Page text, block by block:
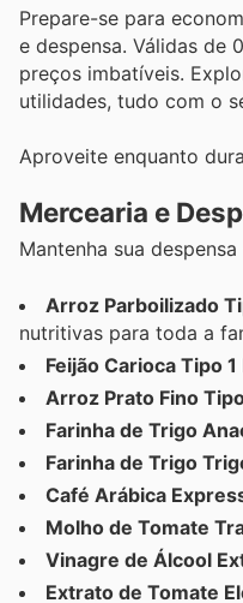
Prepare-se para
e despensa. Válidas de
preços imbatíveis.
utilidades, tudo com o
Aproveite enquanto
Mercearia e
Mantenha sua
Arroz Parboilizado
nutritivas para toda a
Feijão Carioca Tipo
Arroz Prato Fino
Farinha de Trigo
Farinha de Trigo
Café Arábica
Molho de Tomate
Vinagre de Álcool
Extrato de Tomate